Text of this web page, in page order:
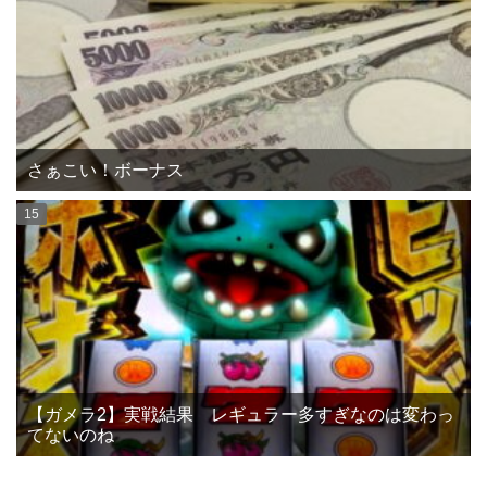
さぁこい！ボーナス
【ガメラ2】実戦結果 レギュラー多すぎなのは変わっ
てないのね